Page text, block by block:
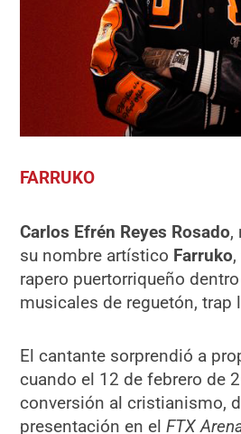
FARRUKO
Carlos Efrén Reyes Rosado,
su nombre artístico Farruko
rapero puertorriqueño
musicales de reguetón, trap
El cantante sorprendió a
cuando el 12 de febrero de
conversión al cristianismo,
presentación en elFTX